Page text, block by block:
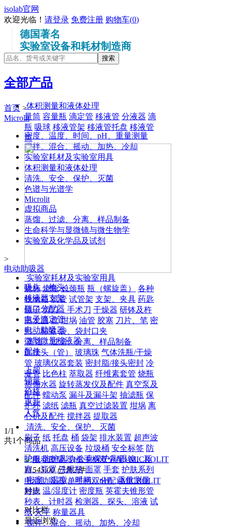
isolab官网
欢迎光临！ 请登录 免费注册 购物车(0)
德国著名
实验室设备和耗材制造商
全部产品
体积测量和液体处理
量筒 容量瓶 滴定管 移液管 分液器 滴
瓶 吸球 移液管架 移液管托盘 移液管
筒
实验室耗材及实验室用具
烧杯 烧瓶 长颈瓶 瓶（螺旋盖）
各种
收纳箱 试管 试管架 支架、夹具 药匙
镊子 剪刀，手术刀 干燥器 研钵及杵
蒸发皿 盘 坩埚 油管 胶塞 刀片、笔 密
封、标签 袋、袋封口夹
蒸馏、过滤、分离、样品制备
连接头（管）
玻璃珠 气体洗瓶/干燥
管 玻璃仪器套装 密封脂/接头密封 冷
凝管 比色柱 萃取器 纤维素套管 烧瓶
蒸馏水器 旋转蒸发仪及配件 真空泵及
配件 蠕动泵 漏斗及漏斗架 抽滤瓶 保
护环 滤纸 滤瓶 真空过滤装置 坩埚 离
心机及配件 搅拌器 提取器
清洗、安全、保护、灭菌
刷子 纸 托盘 桶 袋架 排水装置 超声波
清洗机 高压设备 垃圾桶 安全标签 防
护服 防护具 办公桌保护具 眼镜、耳
塞、耳罩 洗眼瓶 面罩 手套 护肤系列
密度、温度、时间、pH、重量测量
秒表 温/湿度计 密度瓶 英霍夫锥形管
秒表、计时器 检测器、探头、溶液 试
纸 天平 称量器具
搅拌、混合、摇动、加热、冷却
首页 >
Microlit
密度、温度、时间、pH、重量测量
搅拌、混合、摇动、加热、冷却
实验室耗材及实验室用具
体积测量和液体处理
清洗、安全、保护、灭菌
色谱与光谱学
Microlit
虚拟商品
蒸馏、过滤、分离、样品制备
生命科学与显微镜与微生物学
实验室及化学品及试剂
>
电动助吸器
吸头（枪头）
移液器支架
瓶口分配器
电子滴定管
电动助吸器
微型微量移液器
配件
上架
销量
价格
更新
人气
1/1
共1个商品
¥1545.00 已售2件
电动助吸器(单手柄双分配)-MICROLIT
对比
对比栏
最近浏览